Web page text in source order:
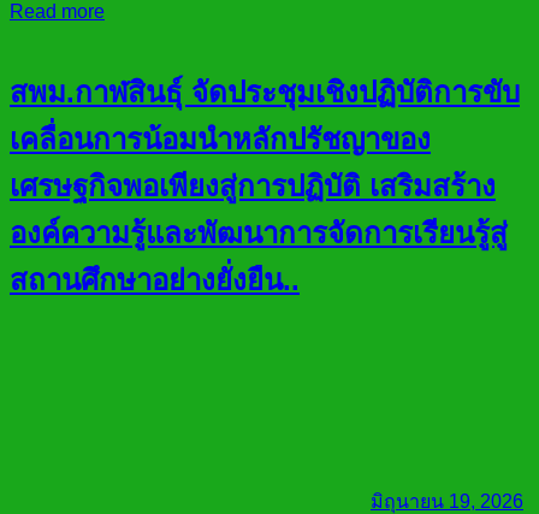
Read more
สพม.กาฬสินธุ์ จัดประชุมเชิงปฏิบัติการขับ
เคลื่อนการน้อมนำหลักปรัชญาของ
เศรษฐกิจพอเพียงสู่การปฏิบัติ เสริมสร้าง
องค์ความรู้และพัฒนาการจัดการเรียนรู้สู่
สถานศึกษาอย่างยั่งยืน..
มิถุนายน 19, 2026